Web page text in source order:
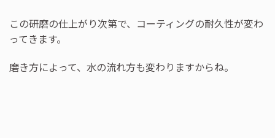
この研磨の仕上がり次第で、コーティングの耐久性が変わ
ってきます。
磨き方によって、水の流れ方も変わりますからね。